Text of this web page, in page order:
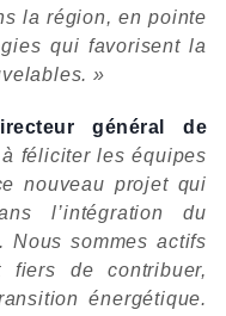
la région, en pointe
qui favorisent la
»
général de
féliciter les équipes
nouveau projet qui
l’intégration du
Nous sommes actifs
de contribuer,
énergétique.